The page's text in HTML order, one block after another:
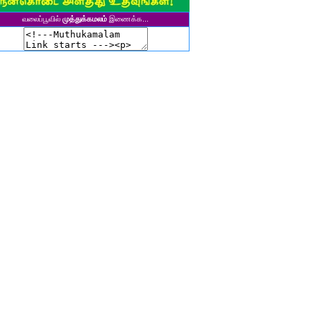
ஹரிஹரன்
மு. பழனியப்பன்
நடேசன்
வலைப்பூவில் முத்துக்கமலம் இணைக்க...